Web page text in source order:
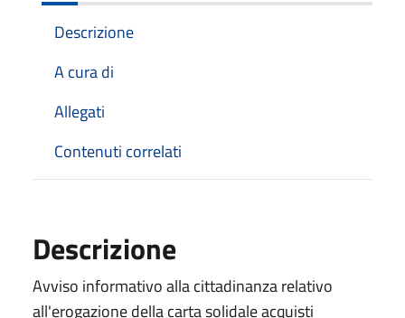
Descrizione
A cura di
Allegati
Contenuti correlati
Descrizione
Avviso informativo alla cittadinanza relativo
all'erogazione della carta solidale acquisti